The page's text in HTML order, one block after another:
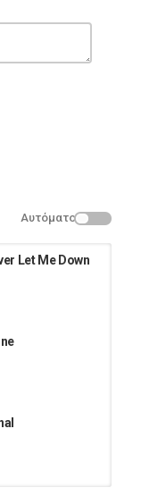
Αυτόματο
Let Me Down